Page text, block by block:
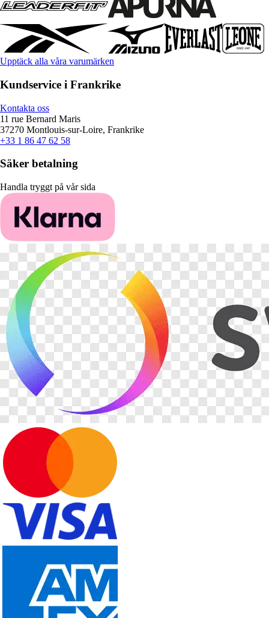
Upptäck alla våra varumärken
Kundservice i Frankrike
Kontakta oss
11 rue Bernard Maris
37270 Montlouis-sur-Loire, Frankrike
+33 1 86 47 62 58
Säker betalning
Handla tryggt på vår sida